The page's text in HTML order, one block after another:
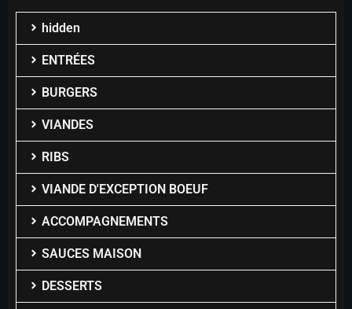
hidden
ENTRÉES
BURGERS
VIANDES
RIBS
VIANDE D'EXCEPTION BOEUF
ACCOMPAGNEMENTS
SAUCES MAISON
DESSERTS